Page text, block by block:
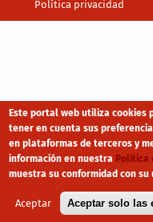
Política privacidad
Este portal web utiliza cookies
tener en cuenta sus
en plataformas de terceros y
información en nuestra Política
muestra su conformidad con su
Aceptar Aceptar solo las